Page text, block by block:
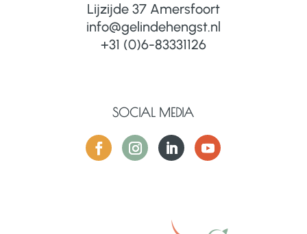
Lijzijde 37 Amersfoort
info@gelindehengst.nl
+31 (0)6-83331126
SOCIAL MEDIA